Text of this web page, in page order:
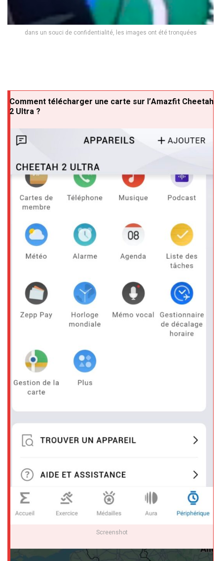
dans un souci de confidentialité, les images ont été tronquées
Comment télécharger une carte sur l’Amazfit Cheetah
2 Ultra ?
Screenshot